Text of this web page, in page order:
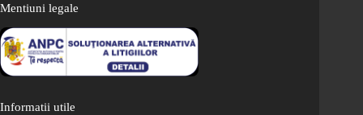
Mentiuni legale
Informatii utile